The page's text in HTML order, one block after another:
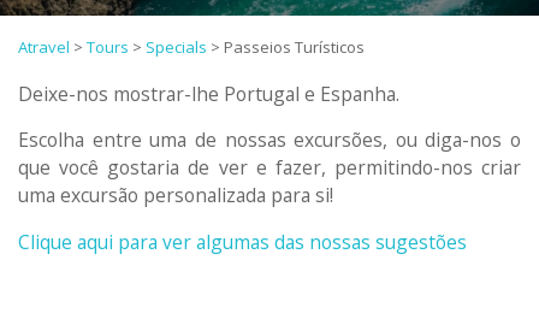
Atravel > Tours > Specials > Passeios Turísticos
Deixe-nos mostrar-lhe Portugal e Espanha.
Escolha entre uma de nossas excursões, ou diga-nos o
que você gostaria de ver e fazer, permitindo-nos criar
uma excursão personalizada para si!
Clique aqui para ver algumas das nossas sugestões